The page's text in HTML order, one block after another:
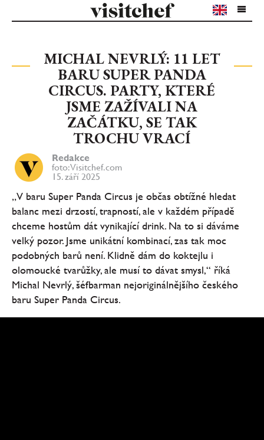
MICHAL NEVRLÝ: 11 LET
BARU SUPER PANDA
CIRCUS. PARTY, KTERÉ
JSME ZAŽÍVALI NA
ZAČÁTKU, SE TAK
TROCHU VRACÍ
Redakce
foto: Visitchef.com
15. září 2025
„V baru Super Panda Circus je občas obtížné hledat
balanc mezi drzostí, trapností, ale v každém případě
chceme hostům dát vynikající drink. Na to si dáváme
velký pozor. Jsme unikátní kombinací, zas tak moc
podobných barů není. Klidně dám do koktejlu i
olomoucké tvarůžky, ale musí to dávat smysl,“ říká
Michal Nevrlý, šéfbarman nejoriginálnějšího českého
baru Super Panda Circus.